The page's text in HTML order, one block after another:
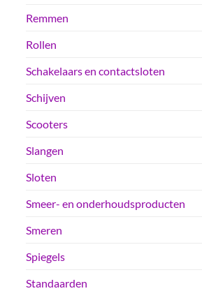
Remmen
Rollen
Schakelaars en contactsloten
Schijven
Scooters
Slangen
Sloten
Smeer- en onderhoudsproducten
Smeren
Spiegels
Standaarden